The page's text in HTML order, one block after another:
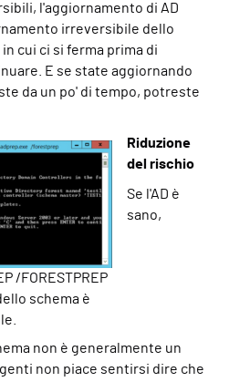
l'aggiornamento di AD
irreversibile dello
cui ci si ferma prima di
E se state aggiornando
da un po' di tempo, potreste
/FORESTPREP
schema è
Riduzione
del rischio
Se l'AD è
sano,
non è generalmente un
non piace sentirsi dire che